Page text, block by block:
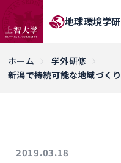
地球環境学
ホーム
学外研修
新潟で持続可能な地域づく
2019.03.18